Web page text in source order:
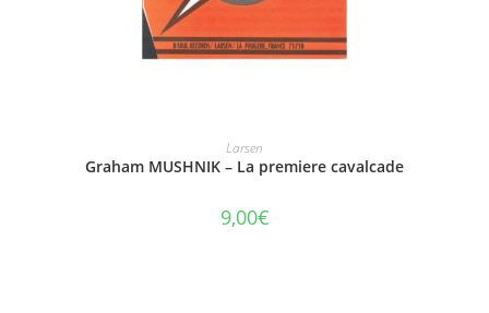
AJOUTER AU PANIER
Larsen
Graham MUSHNIK – La premiere cavalcade
9,00€